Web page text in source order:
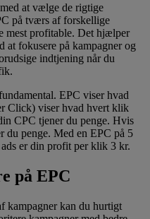
at vælge de rigtige
på tværs af forskellige
mest profitable. Det hjælper
at fokusere på kampagner og
indtjening når du
EPC viser hvad
Click) viser hvad hvert klik
CPC tjener du penge. Hvis
du penge. Med en EPC på 5
er din profit per klik 3 kr.
på EPC
kampagner kan du hurtigt